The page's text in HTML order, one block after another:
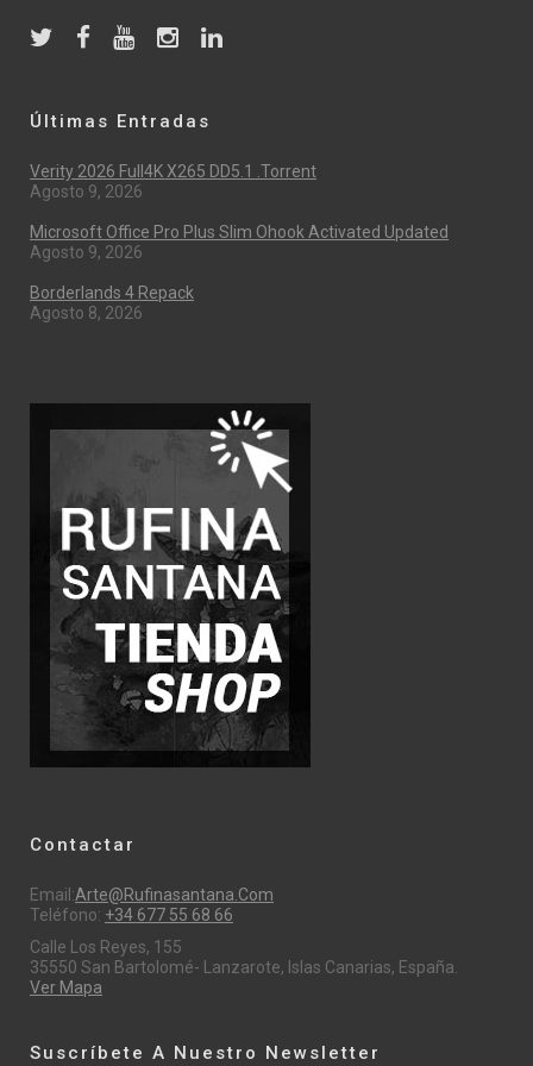
Últimas Entradas
Verity 2026 Full4K X265 DD5.1 .torrent
Agosto 9, 2026
Microsoft Office Pro Plus Slim Ohook Activated Updated
Agosto 9, 2026
Borderlands 4 Repack
Agosto 8, 2026
Contactar
Email:Arte@rufinasantana.com
Teléfono: +34 677 55 68 66
Calle Los Reyes, 155
35550 San Bartolomé- Lanzarote, Islas Canarias, España.
Ver Mapa
Suscríbete A Nuestro Newsletter